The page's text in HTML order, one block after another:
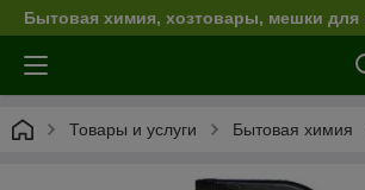
Бытовая химия, хозтовары, мешки для
Товары и услуги Бытовая химия